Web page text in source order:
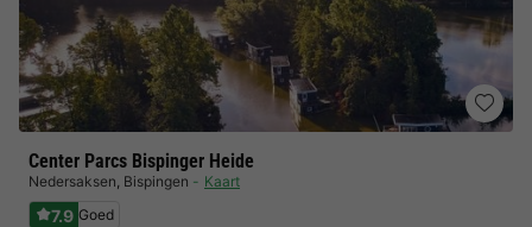
Center Parcs Bispinger Heide
Nedersaksen, Bispingen Kaart
7.9 Goed